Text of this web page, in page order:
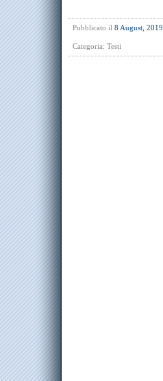
Pubblicato il 8 August, 2019
Categoria: Testi